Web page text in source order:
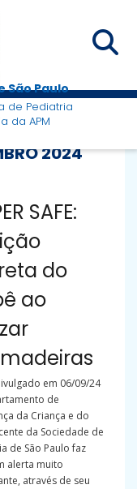
São Paulo
de Pediatria
da APM
2024
SAFE:
do
ao
em 06/09/24
de
da Criança e do
da Sociedade de
de São Paulo faz
alerta muito
através de seu